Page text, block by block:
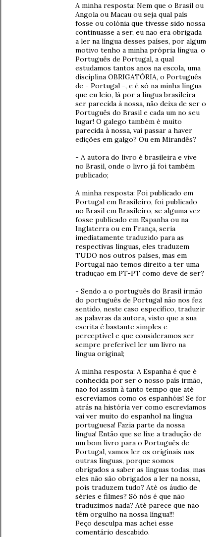
A minha resposta: Nem que o Brasil ou
Angola ou Macau ou seja qual país
fosse ou colónia que tivesse sido nossa
continuasse a ser, eu não era obrigada
a ler na língua desses países, por algum
motivo tenho a minha própria língua, o
Português de Portugal, a qual
estudamos tantos anos na escola, uma
disciplina OBRIGATÓRIA, o Português
de - Portugal -, e é só na minha língua
que eu leio, lá por a língua brasileira
ser parecida à nossa, não deixa de ser o
Português do Brasil e cada um no seu
lugar! O galego também é muito
parecida à nossa, vai passar a haver
edições em galgo? Ou em Mirandês?
- A autora do livro é brasileira e vive
no Brasil, onde o livro já foi também
publicado;
A minha resposta: Foi publicado em
Portugal em Brasileiro, foi publicado
no Brasil em Brasileiro, se alguma vez
fosse publicado em Espanha ou na
Inglaterra ou em França, seria
imediatamente traduzido para as
respectivas línguas, eles traduzem
TUDO nos outros países, mas em
Portugal não temos direito a ter uma
tradução em PT-PT como deve de ser?
- Sendo a o português do Brasil irmão
do português de Portugal não nos fez
sentido, neste caso específico, traduzir
as palavras da autora, visto que a sua
escrita é bastante simples e
perceptível e que consideramos ser
sempre preferível ler um livro na
língua original;
A minha resposta: A Espanha é que é
conhecida por ser o nosso país irmão,
não foi assim à tanto tempo que até
escrevíamos como os espanhóis! Se for
atrás na história ver como escrevíamos
vai ver muito do espanhol na língua
portuguesa! Fazia parte da nossa
língua! Então que se lixe a tradução de
um bom livro para o Português de
Portugal, vamos ler os originais nas
outras línguas, porque somos
obrigados a saber as línguas todas, mas
eles não são obrigados a ler na nossa,
pois traduzem tudo? Até os áudio de
séries e filmes? Só nós é que não
traduzimos nada? Até parece que não
têm orgulho na nossa língua!!!
Peço desculpa mas achei esse
comentário descabido.